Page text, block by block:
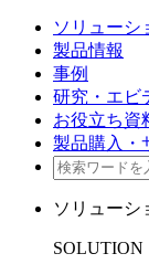
ソリューシ
製品情報
事例
研究・エビ
お役立ち資
製品購入・
ソリューシ
SOLUTION